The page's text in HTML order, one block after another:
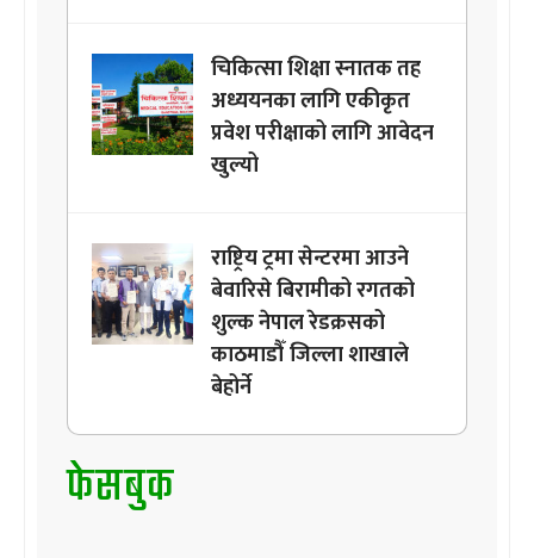
चिकित्सा शिक्षा स्नातक तह
अध्ययनका लागि एकीकृत
प्रवेश परीक्षाको लागि आवेदन
खुल्यो
राष्ट्रिय ट्रमा सेन्टरमा आउने
बेवारिसे बिरामीको रगतको
शुल्क नेपाल रेडक्रसको
काठमाडौँ जिल्ला शाखाले
बेहोर्ने
फेसबुक